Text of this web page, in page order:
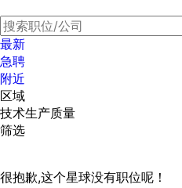
最新
急聘
附近
区域
技术生产质量
筛选
很抱歉,这个星球没有职位呢！